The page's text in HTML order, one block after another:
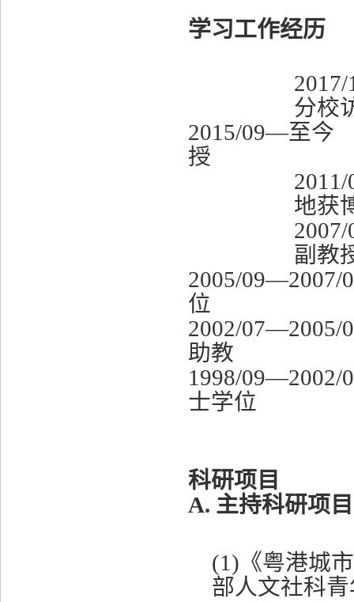
学习工作经历
2017/
分校
2015/09—至今
授
2011/
地获
2007/
副教
2005/09—
位
2002/07—
助教
1998/09—
士学位
科研项目
A. 主持科研项目
(1) 《粤港城
部人文社科